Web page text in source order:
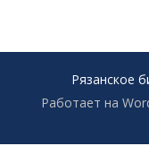
Рязанское
Работает на